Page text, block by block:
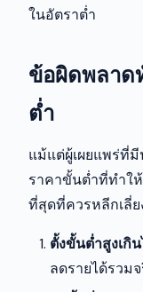
ในอัตราต่ำ
ข้อผิดพลาด
ต่ำ
แม้แต่ผู้เผยแพร่ที่
ราคาขั้นต่ำที่ทำใ
ที่สุดที่ควรหลีกเลี่ย
ตั้งขั้นต่ำสูงเกิน
ลดรายได้รวม